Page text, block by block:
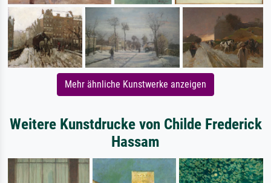
Mehr ähnliche Kunstwerke anzeigen
Weitere Kunstdrucke von Childe Frederick
Hassam